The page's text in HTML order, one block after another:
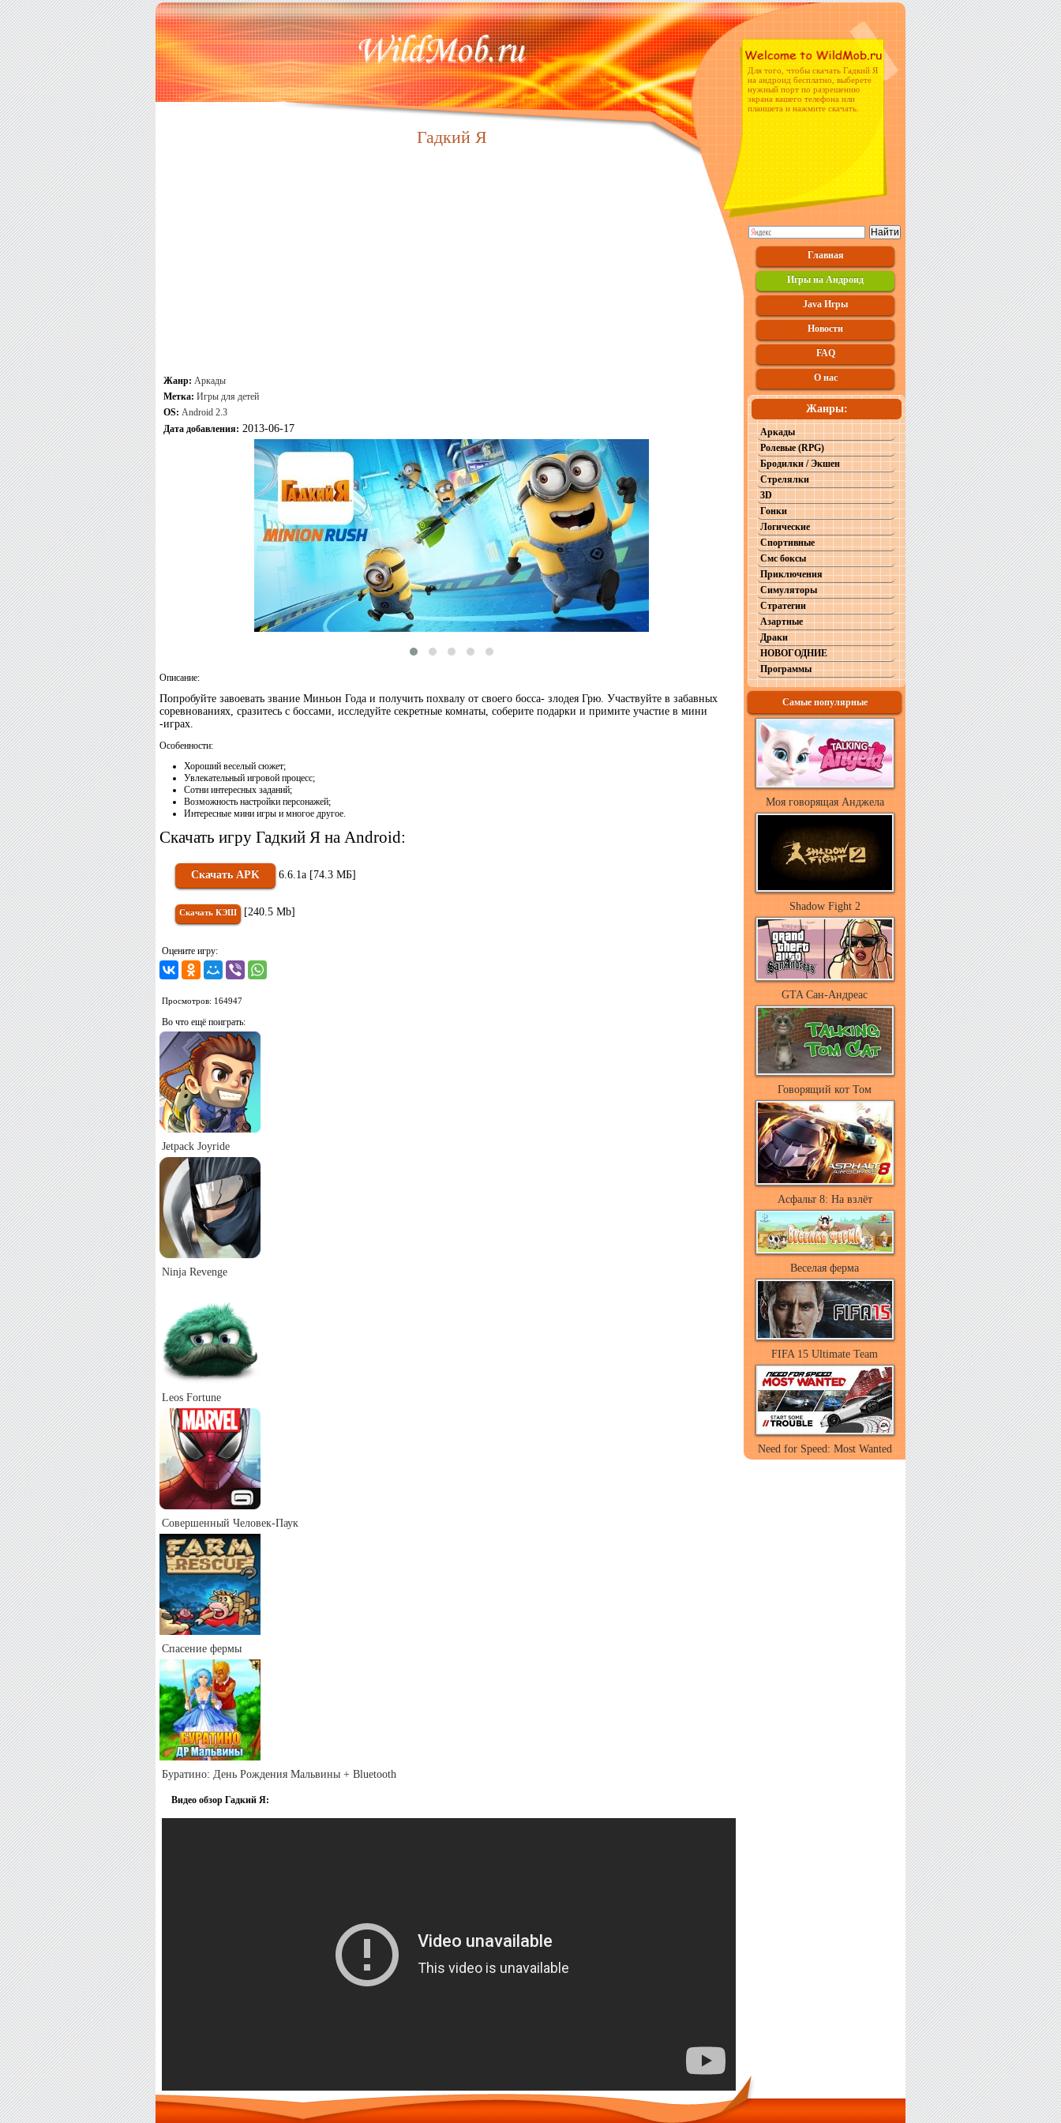
Для того, чтобы скачать Гадкий Я
на андроид бесплатно, выберете
нужный порт по разрешению
экрана вашего телефона или
планшета и нажмите скачать.
Гадкий Я
Жанр: Аркады
Метка: Игры для детей
OS: Android 2.3
Дата добавления: 2013-06-17
Описание:
Попробуйте завоевать звание Миньон Года и получить похвалу от своего босса- злодея Грю. Участвуйте в забавных
соревнованиях, сразитесь с боссами, исследуйте секретные комнаты, соберите подарки и примите участие в мини
-играх.
Особенности:
Хороший веселый сюжет;
Увлекательный игровой процесс;
Сотни интересных заданий;
Возможность настройки персонажей;
Интересные мини игры и многое другое.
Скачать игру Гадкий Я на Android:
Скачать APK 6.6.1a [74.3 МБ]
Скачать КЭШ [240.5 Mb]
Оцените игру:
Просмотров: 164947
Во что ещё поиграть:
Jetpack Joyride
Ninja Revenge
Leos Fortune
Совершенный Человек-Паук
Спасение фермы
Буратино: День Рождения Мальвины + Bluetooth
Видео обзор Гадкий Я:
Главная
Игры на Андроид
Java Игры
Новости
FAQ
О нас
Жанры:
Аркады
Ролевые (RPG)
Бродилки / Экшен
Стрелялки
3D
Гонки
Логические
Спортивные
Смс боксы
Приключения
Симуляторы
Стратегии
Азартные
Драки
НОВОГОДНИЕ
Программы
Самые популярные
Моя говорящая Анджела
Shadow Fight 2
GTA Сан-Андреас
Говорящий кот Том
Асфальт 8: На взлёт
Веселая ферма
FIFA 15 Ultimate Team
Need for Speed: Most Wanted